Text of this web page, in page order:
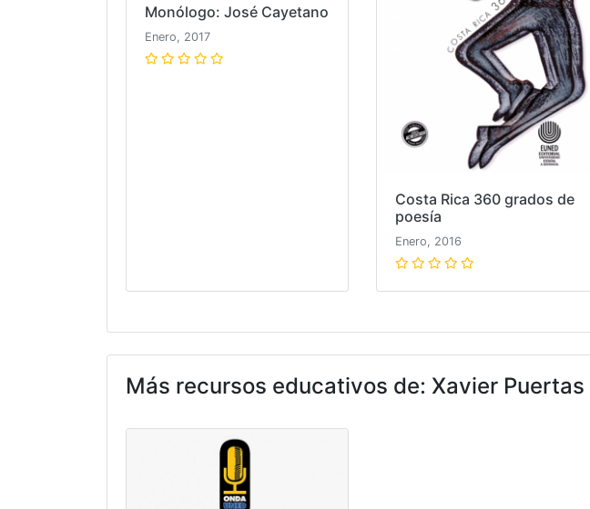
Monólogo: José Cayetano
Enero, 2017
Costa Rica 360 grados de
poesía
Enero, 2016
Más recursos educativos de: Xavier Puertas